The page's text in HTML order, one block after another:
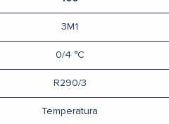
3M1
0/4 °C
R290/3
Temperatura